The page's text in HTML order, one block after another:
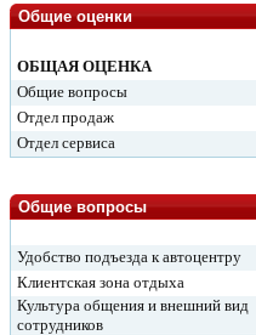
Общие оценки
ОБЩАЯ ОЦЕНКА
Общие вопросы
Отдел продаж
Отдел сервиса
Общие вопросы
Удобство подъезда к автоцентру
Клиентская зона отдыха
Культура общения и внешний вид
сотрудников